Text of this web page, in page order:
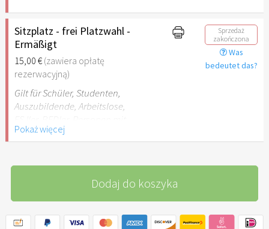
Sitzplatz - frei Platzwahl -
Ermäßigt
15,00 €(zawiera opłatę
rezerwacyjną)
Sprzedaż
zakończona
Was
bedeutet das?
Gilt für Schüler, Studenten,
Auszubildende, Arbeitslose,
Behinderungen
Pokaż więcej
Dodaj do koszyka